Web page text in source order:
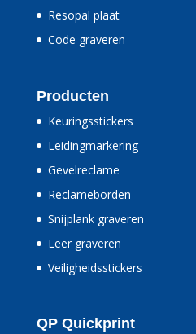
Resopal plaat
Code graveren
Producten
Keuringsstickers
Leidingmarkering
Gevelreclame
Reclameborden
Snijplank graveren
Leer graveren
Veiligheidsstickers
QP Quickprint